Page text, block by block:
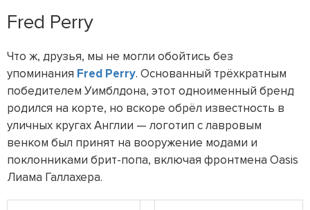
Fred Perry
Что ж, друзья, мы не могли обойтись без
упоминания Fred Perry. Основанный трёхкратным
победителем Уимблдона, этот одноименный бренд
родился на корте, но вскоре обрёл известность в
уличных кругах Англии — логотип с лавровым
венком был принят на вооружение модами и
поклонниками брит-попа, включая фронтмена Oasis
Лиама Галлахера.